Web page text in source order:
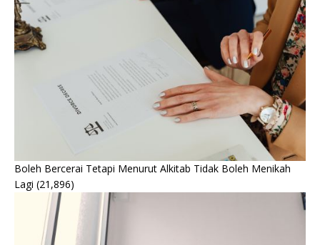
Boleh Bercerai Tetapi Menurut Alkitab Tidak Boleh Menikah
Lagi (21,896)